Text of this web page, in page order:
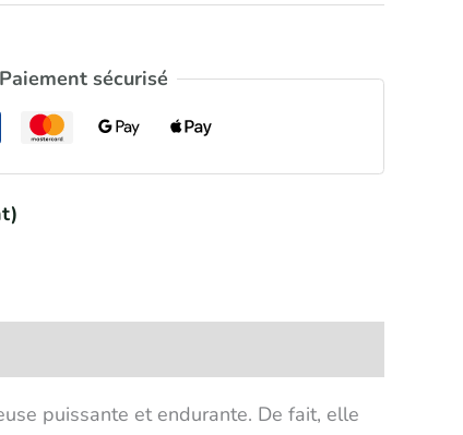
Paiement sécurisé
puissante et endurante. De fait, elle